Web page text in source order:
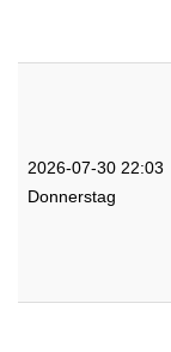
2026-07-30 22:03
Donnerstag